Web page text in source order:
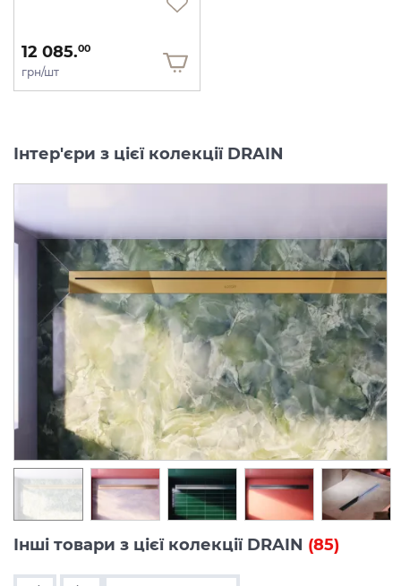
12 085.00
грн/шт
Інтер'єри з цієї колекції DRAIN
Інші товари з цієї колекції DRAIN (85)